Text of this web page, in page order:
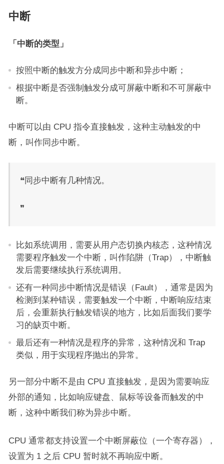
中断
「中断的类型」
按照中断的触发方分成同步中断和异步中断；
根据中断是否强制触发分成可屏蔽中断和不可屏蔽中
断。
中断可以由 CPU 指令直接触发，这种主动触发的中
断，叫作同步中断。
❝同步中断有几种情况。
❞
比如系统调用，需要从用户态切换内核态，这种情况
需要程序触发一个中断，叫作陷阱（Trap），中断触
发后需要继续执行系统调用。
还有一种同步中断情况是错误（Fault），通常是因为
检测到某种错误，需要触发一个中断，中断响应结束
后，会重新执行触发错误的地方，比如后面我们要学
习的缺页中断。
最后还有一种情况是程序的异常，这种情况和 Trap
类似，用于实现程序抛出的异常。
另一部分中断不是由 CPU 直接触发，是因为需要响应
外部的通知，比如响应键盘、鼠标等设备而触发的中
断，这种中断我们称为异步中断。
CPU 通常都支持设置一个中断屏蔽位（一个寄存器），
设置为 1 之后 CPU 暂时就不再响应中断。